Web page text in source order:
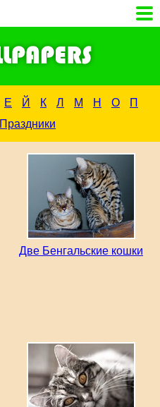
Е Й К Л М Н О
П
Праздники
Две Бенгальские кошки